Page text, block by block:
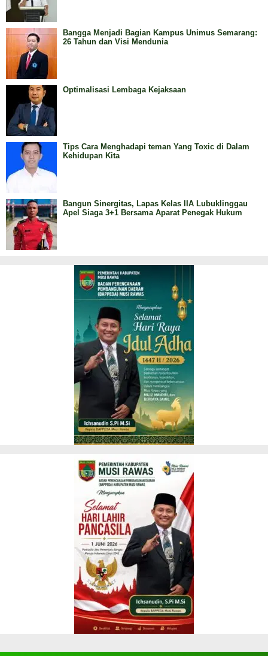
Bangga Menjadi Bagian Kampus Unimus Semarang:
26 Tahun dan Visi Mendunia
Optimalisasi Lembaga Kejaksaan
Tips Cara Menghadapi teman Yang Toxic di Dalam
Kehidupan Kita
Bangun Sinergitas, Lapas Kelas IIA Lubuklinggau
Apel Siaga 3+1 Bersama Aparat Penegak Hukum